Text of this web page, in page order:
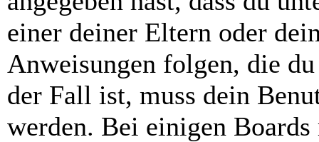
einer deiner Eltern oder
Anweisungen folgen, die
der Fall ist, muss dein
werden. Bei einigen Boards